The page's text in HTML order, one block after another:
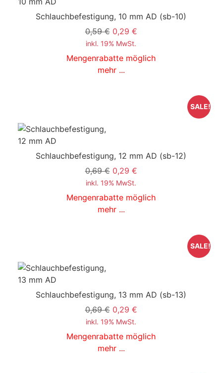
Schlauchbefestigung, 10 mm AD (sb-10)
0,59 € 0,29 €
inkl. 19% MwSt.
Mengenrabatte möglich
mehr ...
Schlauchbefestigung, 12 mm AD (sb-12)
0,69 € 0,29 €
inkl. 19% MwSt.
Mengenrabatte möglich
mehr ...
SALE!
Schlauchbefestigung, 13 mm AD (sb-13)
0,69 € 0,29 €
inkl. 19% MwSt.
Mengenrabatte möglich
mehr ...
SALE!